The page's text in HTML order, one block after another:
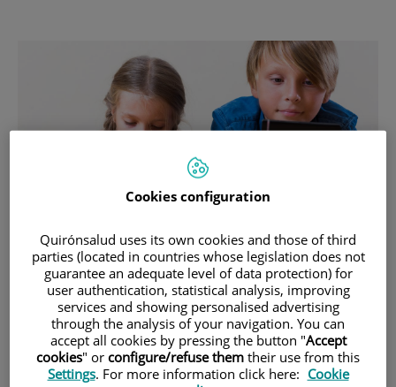
10 deOCTUBRE , 2023 |PSICOLOGÍA Y PSIQUIATRÍA
Infants i dispositius mòbils: Consells per
a un ús responsable
En el Dia Mundial de la Salut Mental, recordem la importància d'un
ús adequat de la tecnologia per a preservar la nostra salut
Cookies configuration
Quirónsalud uses its own cookies and those of third
parties (located in countries whose legislation does not
guarantee an adequate level of data protection) for
user authentication, statistical analysis, improving
services and showing personalised advertising
through the analysis of your navigation. You can
accept all cookies by pressing the button "Accept
cookies" or configure/refuse them their use from this
Settings. For more information click here: Cookie